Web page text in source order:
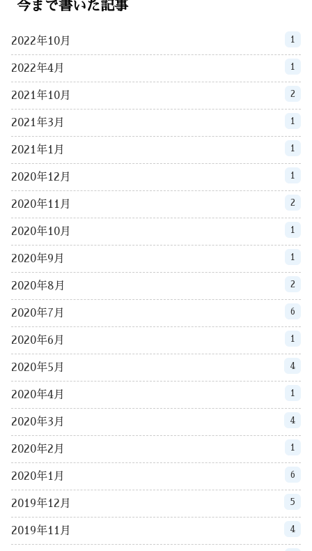
今まで書いた記事
2022年10月 1
2022年4月 1
2021年10月 2
2021年3月 1
2021年1月 1
2020年12月 1
2020年11月 2
2020年10月 1
2020年9月 1
2020年8月 2
2020年7月 6
2020年6月 1
2020年5月 4
2020年4月 1
2020年3月 4
2020年2月 1
2020年1月 6
2019年12月 5
2019年11月 4